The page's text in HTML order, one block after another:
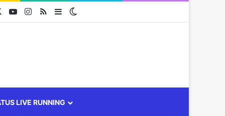
YouTubeInstagram
RSS Sidebar
LIVE RUNNING